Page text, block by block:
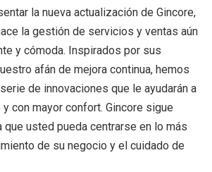
la nueva actualización de Gincore,
la gestión de servicios y ventas aún
y cómoda. Inspirados por sus
afán de mejora continua, hemos
de innovaciones que le ayudarán a
con mayor confort. Gincore sigue
que usted pueda centrarse en lo más
de su negocio y el cuidado de